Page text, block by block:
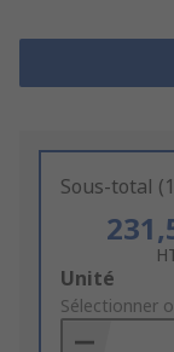
Sous-total
Add
to
Basket
Unité
Sélectionner